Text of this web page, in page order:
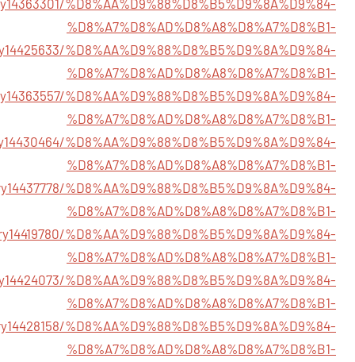
%D8%A7%D8%AD%D8%A8%D8%A7%D8%B1-
%D8%AA%D9%88%D8%B5%D9%8A%D9%84-
%D8%A7%D8%AD%D8%A8%D8%A7%D8%B1-
%D8%AA%D9%88%D8%B5%D9%8A%D9%84-
%D8%A7%D8%AD%D8%A8%D8%A7%D8%B1-
%D8%AA%D9%88%D8%B5%D9%8A%D9%84-
%D8%A7%D8%AD%D8%A8%D8%A7%D8%B1-
%D8%AA%D9%88%D8%B5%D9%8A%D9%84-
%D8%A7%D8%AD%D8%A8%D8%A7%D8%B1-
%D8%AA%D9%88%D8%B5%D9%8A%D9%84-
%D8%A7%D8%AD%D8%A8%D8%A7%D8%B1-
%D8%AA%D9%88%D8%B5%D9%8A%D9%84-
%D8%A7%D8%AD%D8%A8%D8%A7%D8%B1-
%D8%AA%D9%88%D8%B5%D9%8A%D9%84-
%D8%A7%D8%AD%D8%A8%D8%A7%D8%B1-